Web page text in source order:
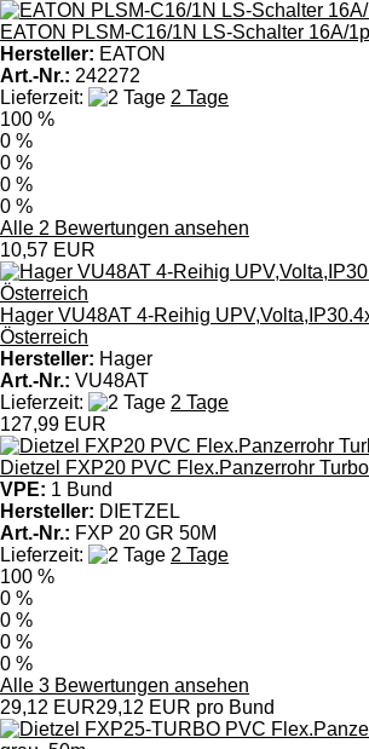
EATON PLSM-C16/1N LS-Schalter 16A/
Hersteller: EATON
Art.-Nr.: 242272
Lieferzeit:
2 Tage
100 %
0 %
0 %
0 %
0 %
Alle 2 Bewertungen ansehen
10,57 EUR
Hager VU48AT 4-Reihig
Österreich
Hersteller: Hager
Art.-Nr.: VU48AT
Lieferzeit:
2 Tage
127,99 EUR
Dietzel FXP20 PVC Flex.Panzerrohr
VPE: 1 Bund
Hersteller: DIETZEL
Art.-Nr.: FXP 20 GR 50M
Lieferzeit:
2 Tage
100 %
0 %
0 %
0 %
0 %
Alle 3 Bewertungen ansehen
29,12 EUR29,12 EUR pro Bund